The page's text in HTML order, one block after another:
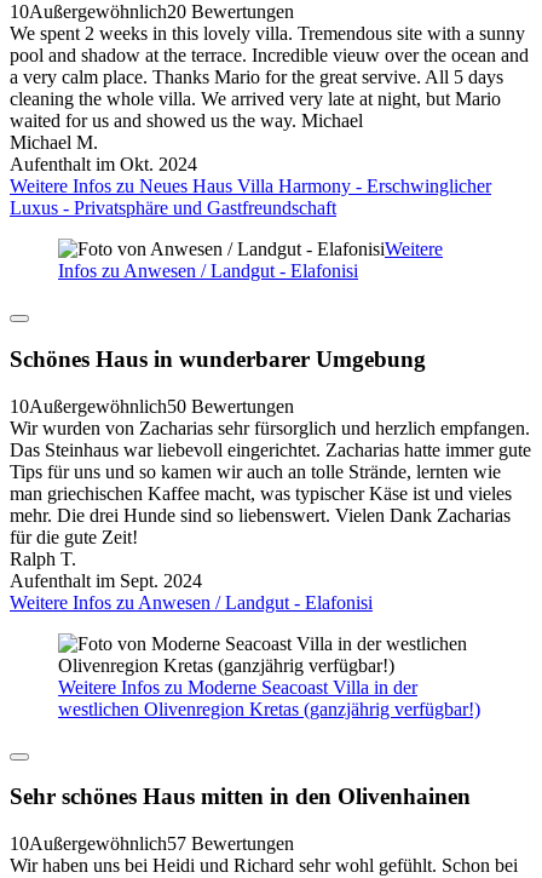
10Außergewöhnlich20 Bewertungen
We spent 2 weeks in this lovely villa. Tremendous site with a sunny
pool and shadow at the terrace. Incredible vieuw over the ocean and
a very calm place. Thanks Mario for the great servive. All 5 days
cleaning the whole villa. We arrived very late at night, but Mario
waited for us and showed us the way. Michael
Michael M.
Aufenthalt im Okt. 2024
Weitere Infos zu Neues Haus Villa Harmony - Erschwinglicher
Luxus - Privatsphäre und Gastfreundschaft
Weitere
Infos zu Anwesen / Landgut - Elafonisi
Schönes Haus in wunderbarer Umgebung
10Außergewöhnlich50 Bewertungen
Wir wurden von Zacharias sehr fürsorglich und herzlich empfangen.
Das Steinhaus war liebevoll eingerichtet. Zacharias hatte immer gute
Tips für uns und so kamen wir auch an tolle Strände, lernten wie
man griechischen Kaffee macht, was typischer Käse ist und vieles
mehr. Die drei Hunde sind so liebenswert. Vielen Dank Zacharias
für die gute Zeit!
Ralph T.
Aufenthalt im Sept. 2024
Weitere Infos zu Anwesen / Landgut - Elafonisi
Weitere Infos zu Moderne Seacoast Villa in der
westlichen Olivenregion Kretas (ganzjährig verfügbar!)
Sehr schönes Haus mitten in den Olivenhainen
10Außergewöhnlich57 Bewertungen
Wir haben uns bei Heidi und Richard sehr wohl gefühlt. Schon bei